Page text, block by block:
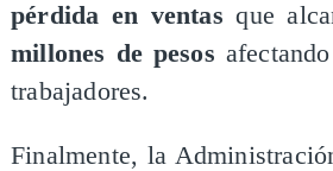
pérdida en ventas que
millones de pesos
trabajadores.
Finalmente, la